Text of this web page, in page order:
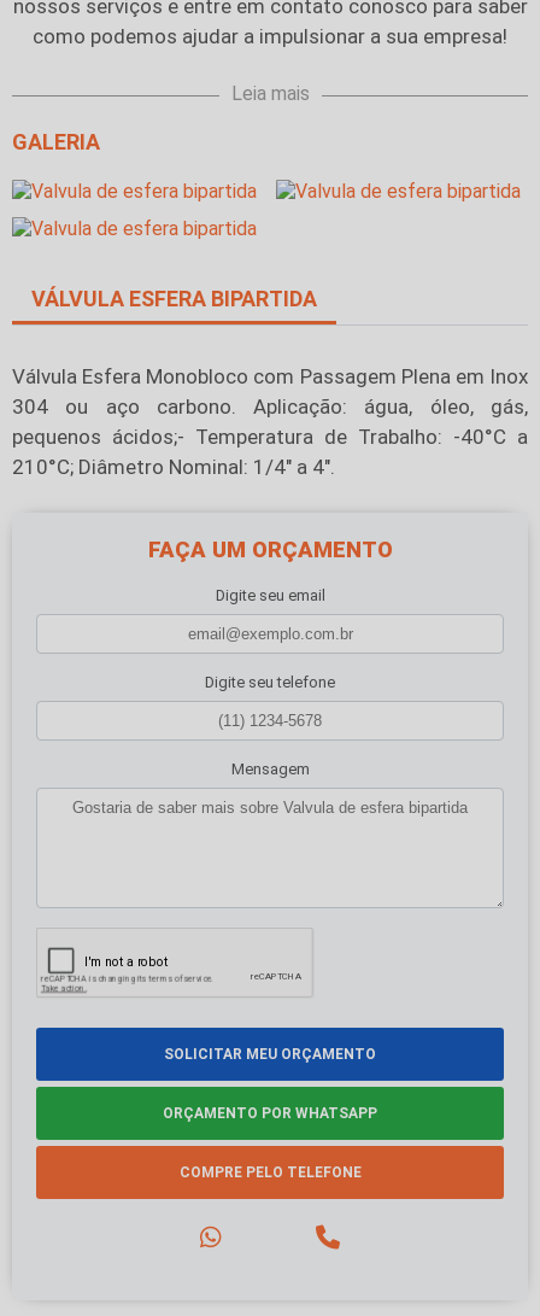
nossos serviços e entre em contato conosco para saber
como podemos ajudar a impulsionar a sua empresa!
Leia mais
GALERIA
VÁLVULA ESFERA BIPARTIDA
Válvula Esfera Monobloco com Passagem Plena em Inox
304 ou aço carbono. Aplicação: água, óleo, gás,
pequenos ácidos;- Temperatura de Trabalho: -40°C a
210°C; Diâmetro Nominal: 1/4" a 4".
FAÇA UM ORÇAMENTO
Digite seu email
Digite seu telefone
Mensagem
SOLICITAR MEU ORÇAMENTO
ORÇAMENTO POR WHATSAPP
COMPRE PELO TELEFONE